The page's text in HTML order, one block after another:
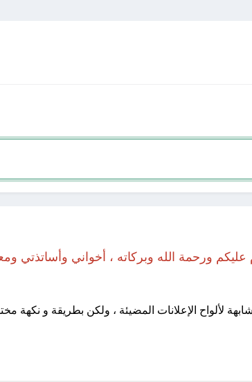
عليكم ورحمة الله وبركاته ، أخواني وأساتذتي
لألواح الإعلانات المضيئة ، ولكن بطريقة و نكهة